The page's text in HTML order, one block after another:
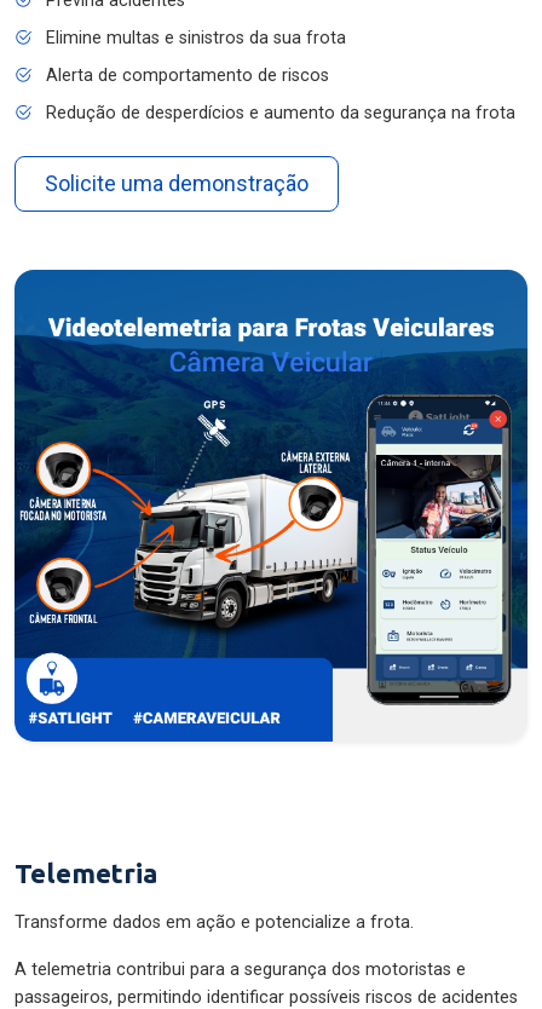
Elimine multas e sinistros da sua frota
Alerta de comportamento de riscos
Redução de desperdícios e aumento da segurança na frota
Solicite uma demonstração
Telemetria
Transforme dados em ação e potencialize a frota.
A telemetria contribui para a segurança dos motoristas e
passageiros, permitindo identificar possíveis riscos de acidentes